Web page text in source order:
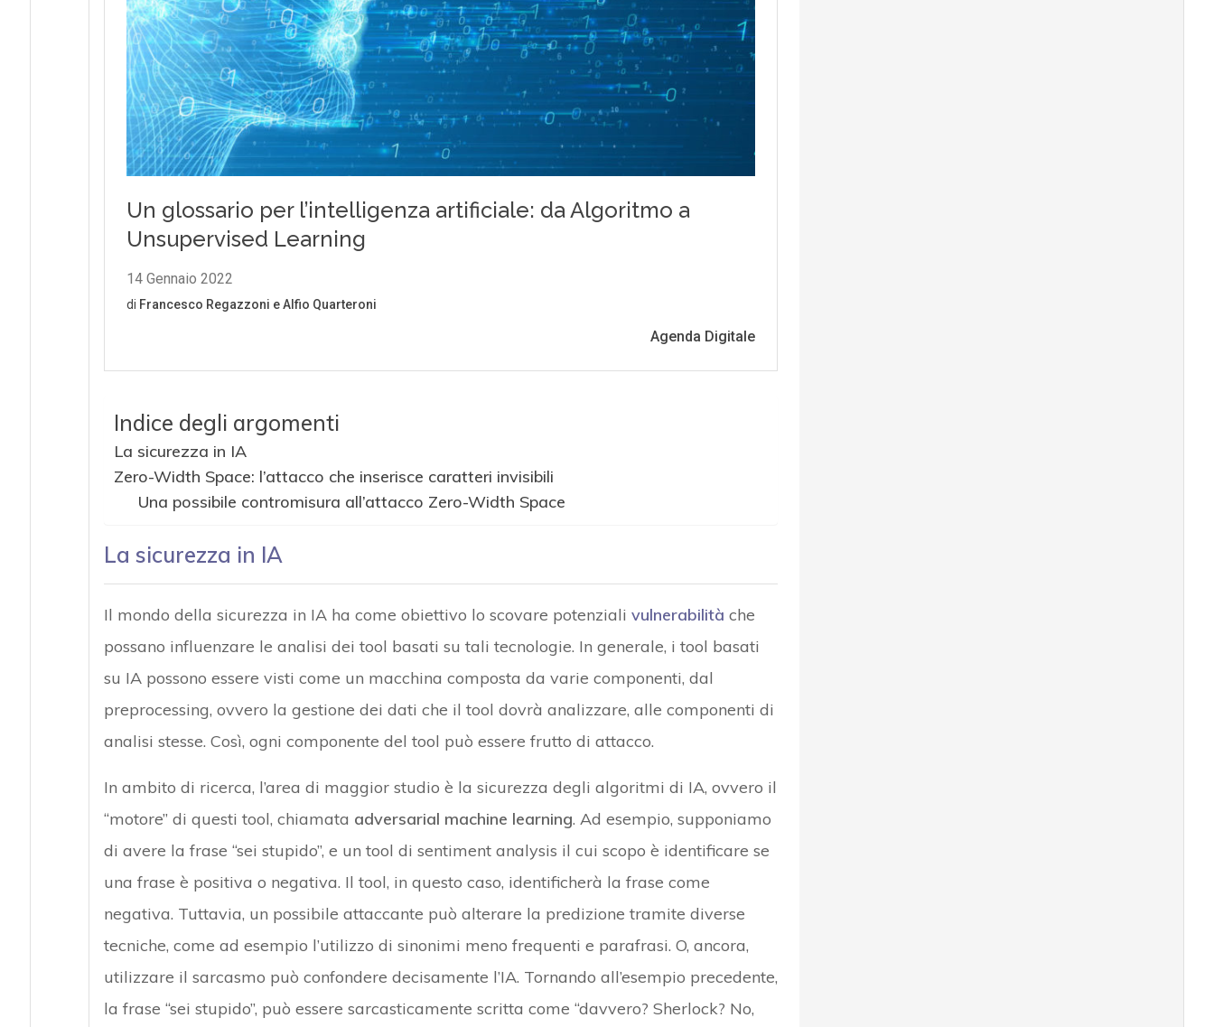
Indice degli argomenti
La sicurezza in IA
Zero-Width Space: l’attacco che inserisce caratteri invisibili
Una possibile contromisura all’attacco Zero-Width Space
La sicurezza in IA
Il mondo della sicurezza in IA ha come obiettivo lo scovare potenziali vulnerabilità che
possano influenzare le analisi dei tool basati su tali tecnologie. In generale, i tool basati
su IA possono essere visti come un macchina composta da varie componenti, dal
preprocessing, ovvero la gestione dei dati che il tool dovrà analizzare, alle componenti di
analisi stesse. Così, ogni componente del tool può essere frutto di attacco.
In ambito di ricerca, l’area di maggior studio è la sicurezza degli algoritmi di IA, ovvero il
“motore” di questi tool, chiamata adversarial machine learning. Ad esempio, supponiamo
di avere la frase “sei stupido”, e un tool di sentiment analysis il cui scopo è identificare se
una frase è positiva o negativa. Il tool, in questo caso, identificherà la frase come
negativa. Tuttavia, un possibile attaccante può alterare la predizione tramite diverse
tecniche, come ad esempio l’utilizzo di sinonimi meno frequenti e parafrasi. O, ancora,
utilizzare il sarcasmo può confondere decisamente l’IA. Tornando all’esempio precedente,
la frase “sei stupido”, può essere sarcasticamente scritta come “davvero? Sherlock? No,